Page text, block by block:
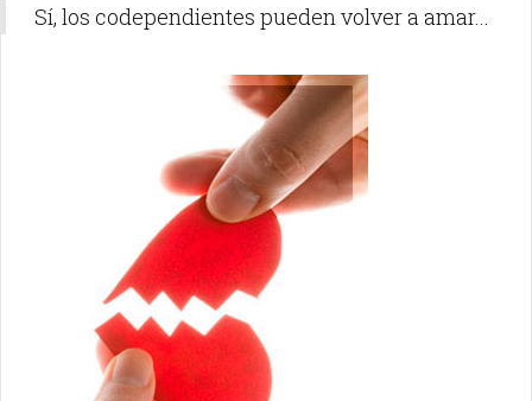
Sí, los codependientes pueden volver a amar...